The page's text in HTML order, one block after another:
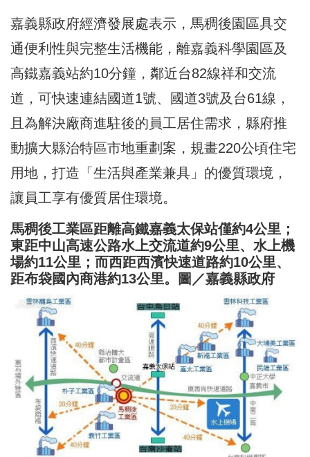
嘉義縣政府經濟發展處表示，馬稠後園區具交
通便利性與完整生活機能，離嘉義科學園區及
高鐵嘉義站約10分鐘，鄰近台82線祥和交流
道，可快速連結國道1號、國道3號及台61線，
且為解決廠商進駐後的員工居住需求，縣府推
動擴大縣治特區市地重劃案，規畫220公頃住宅
用地，打造「生活與產業兼具」的優質環境，
讓員工享有優質居住環境。
馬稠後工業區距離高鐵嘉義太保站僅約4公里；
東距中山高速公路水上交流道約9公里、水上機
場約11公里；而西距西濱快速道路約10公里、
距布袋國內商港約13公里。圖／嘉義縣政府